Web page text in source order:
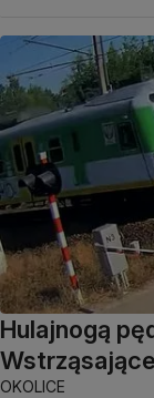
Hulajnogą
OKOLICE